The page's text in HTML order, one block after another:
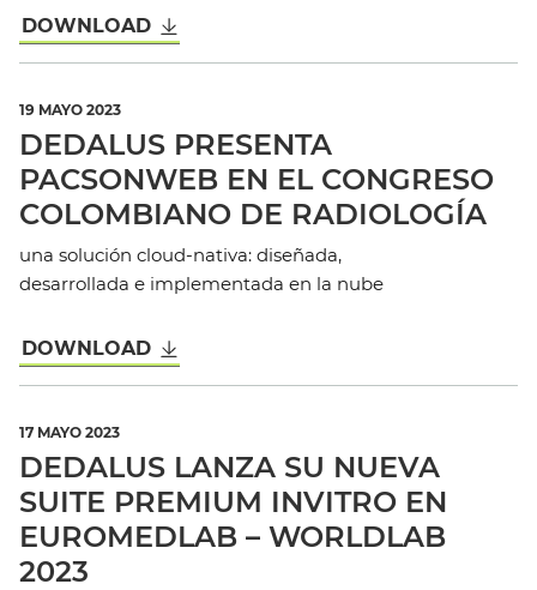
DOWNLOAD
19 MAYO 2023
DEDALUS PRESENTA
PACSONWEB EN EL CONGRESO
COLOMBIANO DE RADIOLOGÍA
una solución cloud-nativa: diseñada,
desarrollada e implementada en la nube
DOWNLOAD
17 MAYO 2023
DEDALUS LANZA SU NUEVA
SUITE PREMIUM INVITRO EN
EUROMEDLAB – WORLDLAB
2023